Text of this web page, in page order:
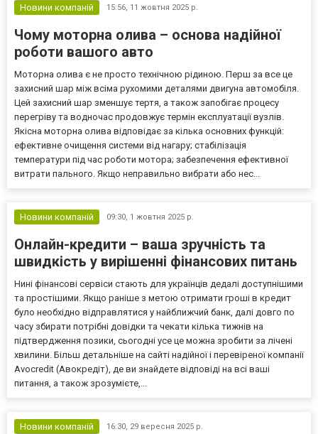
Новини компаній 15:56, 11 жовтня 2025 р.
Чому моторна олива – основа надійної
роботи вашого авто
Моторна олива є не просто технічною рідиною. Перш за все це
захисний шар між всіма рухомими деталями двигуна автомобіля.
Цей захисний шар зменшує тертя, а також запобігає процесу
перегріву та водночас продовжує термін експлуатації вузлів.
Якісна моторна олива відповідає за кілька основних функцій:
ефективне очищення системи від нагару; стабілізація
температури під час роботи мотора; забезпечення ефективної
витрати пального. Якщо неправильно вибрати або нес...
Новини компаній 09:30, 1 жовтня 2025 р.
Онлайн-кредити – ваша зручність та
швидкість у вирішенні фінансових питань
Нині фінансові сервіси стають для українців дедалі доступнішими
та простішими. Якщо раніше з метою отримати гроші в кредит
було необхідно відправлятися у найближчий банк, далі довго по
часу збирати потрібні довідки та чекати кілька тижнів на
підтвердження позики, сьогодні усе це можна зробити за лічені
хвилини. Більш детальніше на сайті надійної і перевіреної компанії
Avocredit (Авокредіт), де ви знайдете відповіді на всі ваші
питання, а також зрозумієте,...
Новини компаній 16:30, 29 вересня 2025 р.